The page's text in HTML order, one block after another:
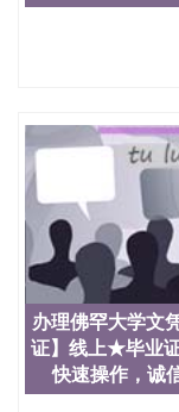
办理佛罕大学文
证】线上★毕业
快速操作，诚